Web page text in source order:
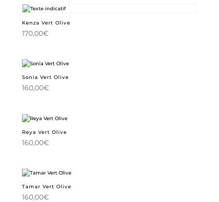
Kenza Vert Olive
170,00€
Sonia Vert Olive
160,00€
Reya Vert Olive
160,00€
Tamar Vert Olive
160,00€